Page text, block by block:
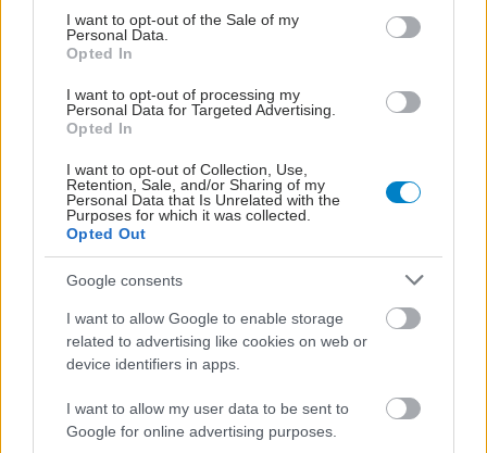
consent section.
I want to opt-out of the Sale of my
Personal Data.
Opted In
I want to opt-out of processing my
Personal Data for Targeted Advertising.
Opted In
I want to opt-out of Collection, Use,
Retention, Sale, and/or Sharing of my
Personal Data that Is Unrelated with the
Purposes for which it was collected.
Opted Out
Google consents
I want to allow Google to enable storage
related to advertising like cookies on web or
device identifiers in apps.
I want to allow my user data to be sent to
Google for online advertising purposes.